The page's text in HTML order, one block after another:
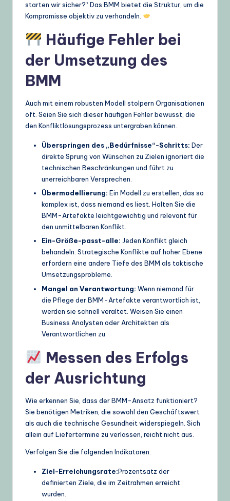
starten wir sicher?“ Das BMM bietet die Struktur, um die
Kompromisse objektiv zu verhandeln.
Häufige Fehler bei
der Umsetzung des
BMM
Auch mit einem robusten Modell stolpern Organisationen
oft. Seien Sie sich dieser häufigen Fehler bewusst, die
den Konfliktlösungsprozess untergraben können.
Überspringen des „Bedürfnisse“-Schritts: Der
direkte Sprung von Wünschen zu Zielen ignoriert die
technischen Beschränkungen und führt zu
unerreichbaren Versprechen.
Übermodellierung: Ein Modell zu erstellen, das so
komplex ist, dass niemand es liest. Halten Sie die
BMM-Artefakte leichtgewichtig und relevant für
den unmittelbaren Konflikt.
Ein-Größe-passt-alle: Jeden Konflikt gleich
behandeln. Strategische Konflikte auf hoher Ebene
erfordern eine andere Tiefe des BMM als taktische
Umsetzungsprobleme.
Mangel an Verantwortung: Wenn niemand für
die Pflege der BMM-Artefakte verantwortlich ist,
werden sie schnell veraltet. Weisen Sie einen
Business Analysten oder Architekten als
Verantwortlichen zu.
Messen des Erfolgs
der Ausrichtung
Wie erkennen Sie, dass der BMM-Ansatz funktioniert?
Sie benötigen Metriken, die sowohl den Geschäftswert
als auch die technische Gesundheit widerspiegeln. Sich
allein auf Liefertermine zu verlassen, reicht nicht aus.
Verfolgen Sie die folgenden Indikatoren:
Ziel-Erreichungsrate:Prozentsatz der
definierten Ziele, die im Zeitrahmen erreicht
wurden.